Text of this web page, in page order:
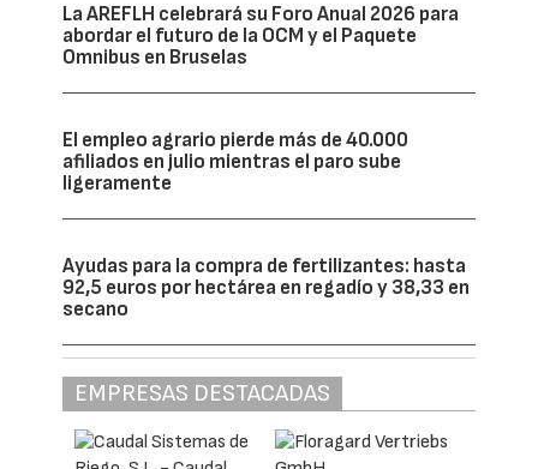
La AREFLH celebrará su Foro Anual 2026 para
abordar el futuro de la OCM y el Paquete
Omnibus en Bruselas
El empleo agrario pierde más de 40.000
afiliados en julio mientras el paro sube
ligeramente
Ayudas para la compra de fertilizantes: hasta
92,5 euros por hectárea en regadío y 38,33 en
secano
EMPRESAS DESTACADAS